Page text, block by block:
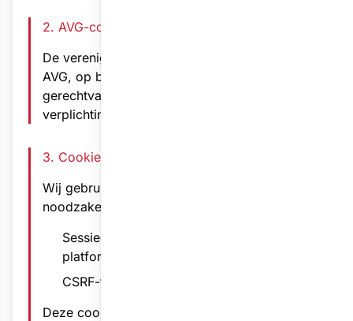
2. AVG-conformiteit
De vereniging verwerkt gegevens conform de
AVG, op basis van overeenkomst,
gerechtvaardigd belang en wettelijke
verplichtingen.
3. Cookies & Technologie
Wij gebruiken uitsluitend technisch
noodzakelijke cookies:
Sessiecookies - essentieel voor
platformfunctionaliteit
CSRF-tokens - beveiliging tegen misbruik
Deze cookies zijn strikt noodzakelijk voor de